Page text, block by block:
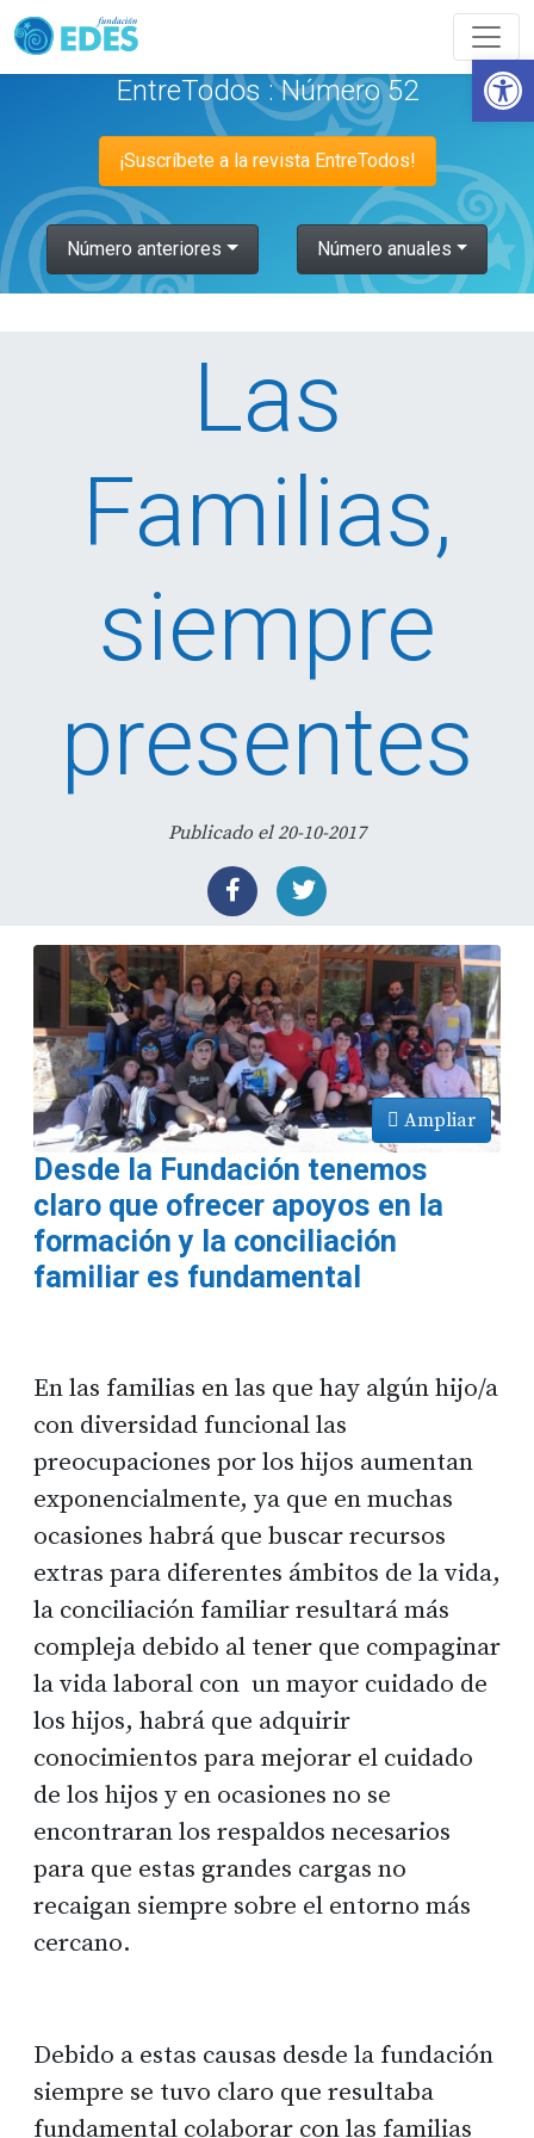
Abrir
EntreTodos : Número 52
¡Suscríbete a la revista EntreTodos!
Número anteriores Número anuales
Las
Familias,
siempre
presentes
Publicado el 20-10-2017
Ampliar
Desde la Fundación tenemos
claro que ofrecer apoyos en la
formación y la conciliación
familiar es fundamental
En las familias en las que hay algún hijo/a
con diversidad funcional las
preocupaciones por los hijos aumentan
exponencialmente, ya que en muchas
ocasiones habrá que buscar recursos
extras para diferentes ámbitos de la vida,
la conciliación familiar resultará más
compleja debido al tener que compaginar
la vida laboral con un mayor cuidado de
los hijos, habrá que adquirir
conocimientos para mejorar el cuidado
de los hijos y en ocasiones no se
encontraran los respaldos necesarios
para que estas grandes cargas no
recaigan siempre sobre el entorno más
cercano.
Debido a estas causas desde la fundación
siempre se tuvo claro que resultaba
fundamental colaborar con las familias